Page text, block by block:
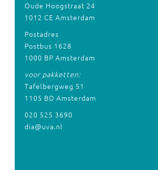
Oude Hoogstraat 24
1012 CE Amsterdam
Postadres
Postbus 1628
1000 BP Amsterdam
voor pakketten:
Tafelbergweg 51
1105 BD Amsterdam
020 525 3690
dia@uva.nl